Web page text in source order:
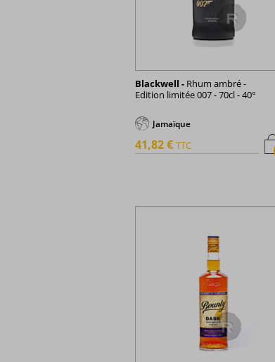
Blackwell - Rhum ambré -
Edition limitée 007 - 70cl - 40°
Jamaïque
41,82 € TTC